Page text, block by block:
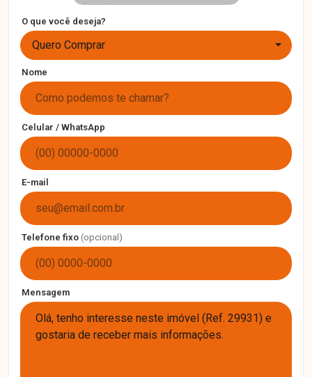
O que você deseja?
Quero Comprar
Nome
Celular / WhatsApp
E-mail
Telefone fixo (opcional)
Mensagem